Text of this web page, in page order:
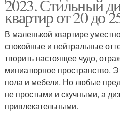
2023. Стильный
квартир от 20 до
В маленькой квартире
спокойные и нейтральные
творить настоящее чудо,
миниатюрное пространство.
пола и мебели. Но любые
не простыми и скучными, а
привлекательными.